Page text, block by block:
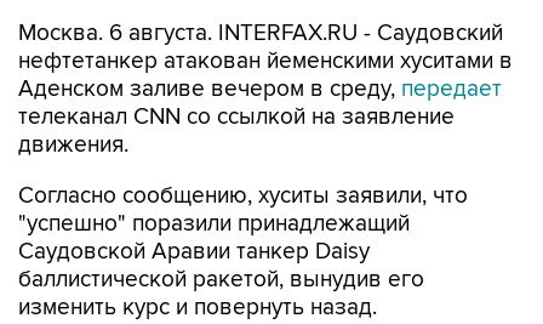
Москва. 6 августа. INTERFAX.RU - Саудовский
нефтетанкер атакован йеменскими хуситами в
Аденском заливе вечером в среду, передает
телеканал CNN со ссылкой на заявление
движения.
Согласно сообщению, хуситы заявили, что
"успешно" поразили принадлежащий
Саудовской Аравии танкер Daisy
баллистической ракетой, вынудив его
изменить курс и повернуть назад.